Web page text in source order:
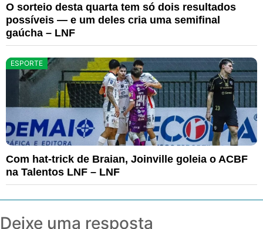
O sorteio desta quarta tem só dois resultados
possíveis — e um deles cria uma semifinal
gaúcha – LNF
ESPORTE
Com hat-trick de Braian, Joinville goleia o ACBF
na Talentos LNF – LNF
Deixe uma resposta